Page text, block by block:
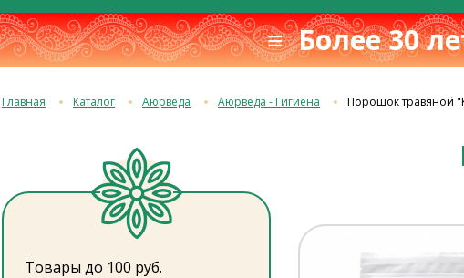
≡ Более 30
Главная Каталог Аюрведа Аюрведа - Гигиена Порошок травяной
Товары до 100 руб.